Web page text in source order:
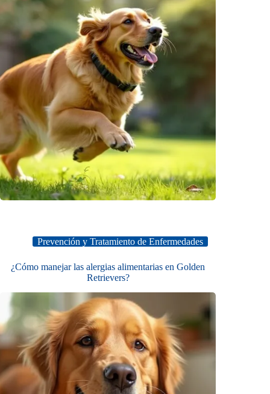
Prevención y Tratamiento de Enfermedades
¿Cómo manejar las alergias alimentarias en Golden
Retrievers?